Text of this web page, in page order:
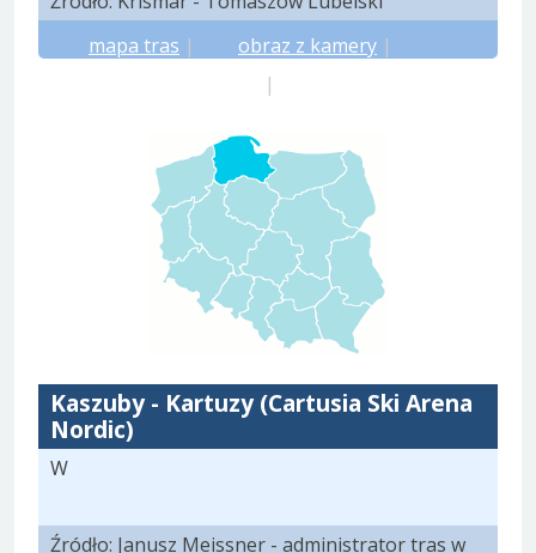
mapa tras | obraz z kamery |
|
Kaszuby - Kartuzy (Cartusia Ski Arena
Nordic)
W
Źródło: Janusz Meissner - administrator tras w